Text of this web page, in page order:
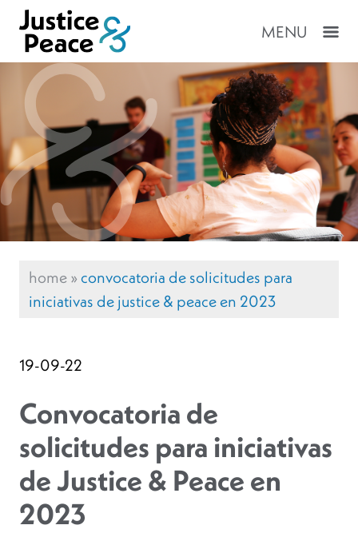
MENU
home»convocatoria de solicitudes para
iniciativas de justice & peace en 2023
19-09-22
Convocatoria de
solicitudes para iniciativas
de Justice & Peace en
2023